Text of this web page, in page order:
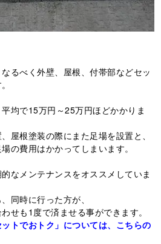
るべく外壁、屋根、付帯部などセッ
均で15万円～25万円ほどかかりま
屋根塗装の際にまた足場を設置と、
の費用はかかってしまいます。
なメンテナンスをオススメしていま
同時に行った方が、
せも1度で済ませる事ができます。
ットでおトク」については、こちらの